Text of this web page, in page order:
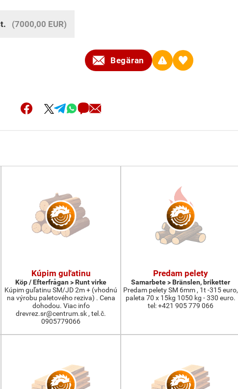
(7000,00 EUR)
Begäran
Kúpim guľatinu
Köp / Efterfrågan > Runt virke
Kúpim guľatinu SM/JD 2m + (vhodnú
na výrobu paletového reziva) . Cena
dohodou. Viac info
drevrez.sr@centrum.sk , tel.č.
0905779066
Predam pelety
Samarbete > Bränslen, briketter
Predam pelety SM 6mm , 1t -315 euro,
paleta 70 x 15kg 1050 kg - 330 euro.
tel: +421 905 779 066